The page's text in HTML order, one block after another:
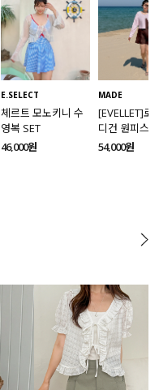
E.SELECT
체르트 모노키니 수
영복 SET
46,000원
MADE
[EVELLET]로
디건 원피스
SET
54,000원